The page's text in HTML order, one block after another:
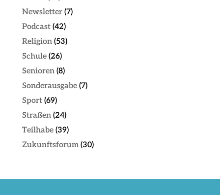
Newsletter(7)
Podcast(42)
Religion(53)
Schule(26)
Senioren(8)
Sonderausgabe(7)
Sport(69)
Straßen(24)
Teilhabe(39)
Zukunftsforum(30)